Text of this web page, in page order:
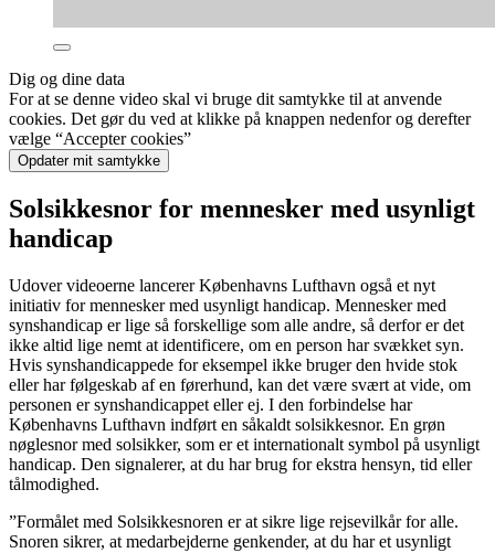
Dig og dine data
For at se denne video skal vi bruge dit samtykke til at anvende
cookies. Det gør du ved at klikke på knappen nedenfor og derefter
vælge “Accepter cookies”
Opdater mit samtykke
Solsikkesnor for mennesker med usynligt
handicap
Udover videoerne lancerer Københavns Lufthavn også et nyt
initiativ for mennesker med usynligt handicap. Mennesker med
synshandicap er lige så forskellige som alle andre, så derfor er det
ikke altid lige nemt at identificere, om en person har svækket syn.
Hvis synshandicappede for eksempel ikke bruger den hvide stok
eller har følgeskab af en førerhund, kan det være svært at vide, om
personen er synshandicappet eller ej. I den forbindelse har
Københavns Lufthavn indført en såkaldt solsikkesnor. En grøn
nøglesnor med solsikker, som er et internationalt symbol på usynligt
handicap. Den signalerer, at du har brug for ekstra hensyn, tid eller
tålmodighed.
”Formålet med Solsikkesnoren er at sikre lige rejsevilkår for alle.
Snoren sikrer, at medarbejderne genkender, at du har et usynligt